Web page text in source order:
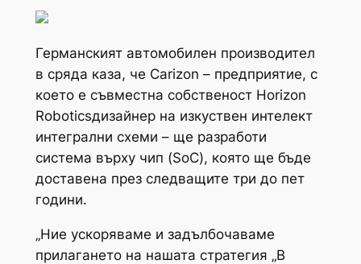
Германският автомобилен производител
в сряда каза, че Carizon – предприятие, с
което е съвместна собственост Horizon
Roboticsдизайнер на изкуствен интелект
интегрални схеми – ще разработи
система върху чип (SoC), която ще бъде
доставена през следващите три до пет
години.
„Ние ускоряваме и задълбочаваме
прилагането на нашата стратегия „В